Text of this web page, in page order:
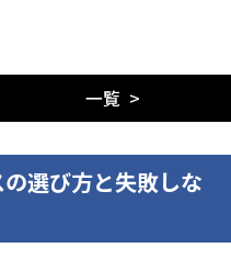
一覧 >
選び方と失敗しな